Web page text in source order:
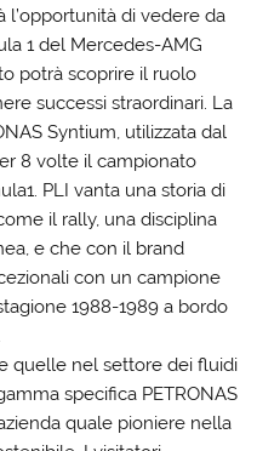
l’opportunità di vedere da
1 del Mercedes-AMG
potrà scoprire il ruolo
successi straordinari. La
Syntium, utilizzata dal
8 volte il campionato
PLI vanta una storia di
il rally, una disciplina
e che con il brand
con un campione
1988-1989 a bordo
quelle nel settore dei fluidi
specifica PETRONAS
quale pioniere nella